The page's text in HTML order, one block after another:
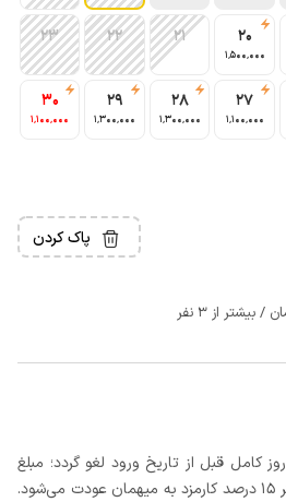
20
1٬500٬000
21
22
23
27
1٬100٬000
28
1٬300٬000
29
1٬300٬000
30
1٬100٬000
پاک کردن
در صورتی که رزرو، حداقل 3 روز کامل قبل از تاریخ ورود لغو گردد؛ مبلغ
صورتحساب پس از کسر حداکثر 15 درصد کارمزد به میهمان عودت می‌شود.